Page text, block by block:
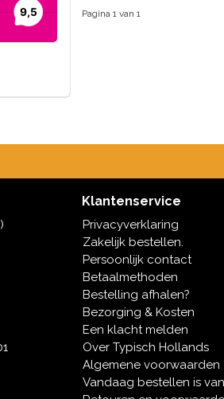
Pagina 1 van 1
Klantenservice
Privacyverklaring
Zakelijk bestellen.
Persoonlijk contact
Betaalmethoden
Bestelling afhalen?
Bezorging & Kosten
Een klacht melden
Over Typisch Hollands
Algemene voorwaarden
Vandaag bestellen is